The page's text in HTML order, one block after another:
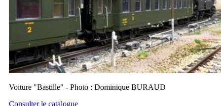
Voiture "Bastille" - Photo : Dominique BURAUD
Consulter le catalogue